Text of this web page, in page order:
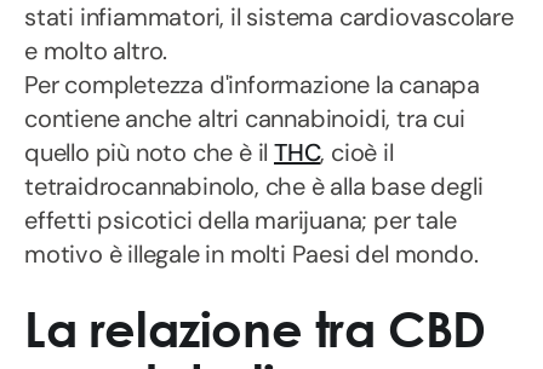
stati infiammatori, il sistema cardiovascolare
e molto altro.
Per completezza d'informazione la canapa
contiene anche altri cannabinoidi, tra cui
quello più noto che è ilTHC, cioè il
tetraidrocannabinolo, che è alla base degli
effetti psicotici della marijuana; per tale
motivo è illegale in molti Paesi del mondo.
La relazione tra CBD